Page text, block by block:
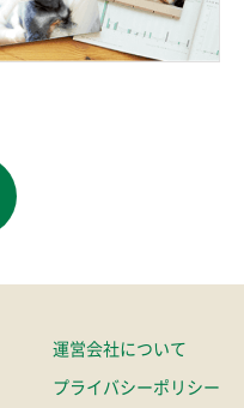
運営会社について
プライバシーポリシー